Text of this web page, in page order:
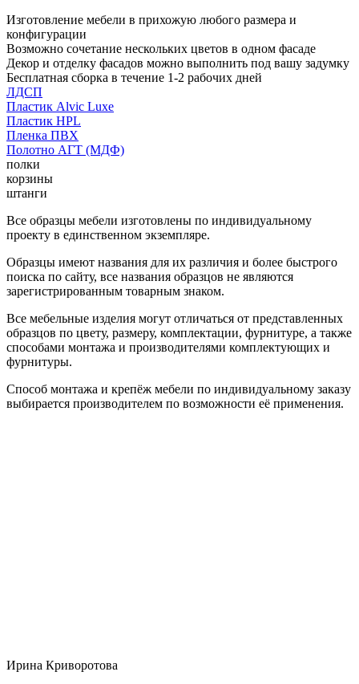
Изготовление мебели в прихожую любого размера и
конфигурации
Возможно сочетание нескольких цветов в одном фасаде
Декор и отделку фасадов можно выполнить под вашу задумку
Бесплатная сборка в течение 1-2 рабочих дней
ЛДСП
Пластик Alvic Luxe
Пластик HPL
Пленка ПВХ
Полотно АГТ (МДФ)
полки
корзины
штанги
Все образцы мебели изготовлены по индивидуальному
проекту в единственном экземпляре.
Образцы имеют названия для их различия и более быстрого
поиска по сайту, все названия образцов не являются
зарегистрированным товарным знаком.
Все мебельные изделия могут отличаться от представленных
образцов по цвету, размеру, комплектации, фурнитуре, а также
способами монтажа и производителями комплектующих и
фурнитуры.
Способ монтажа и крепёж мебели по индивидуальному заказу
выбирается производителем по возможности её применения.
Ирина Криворотова